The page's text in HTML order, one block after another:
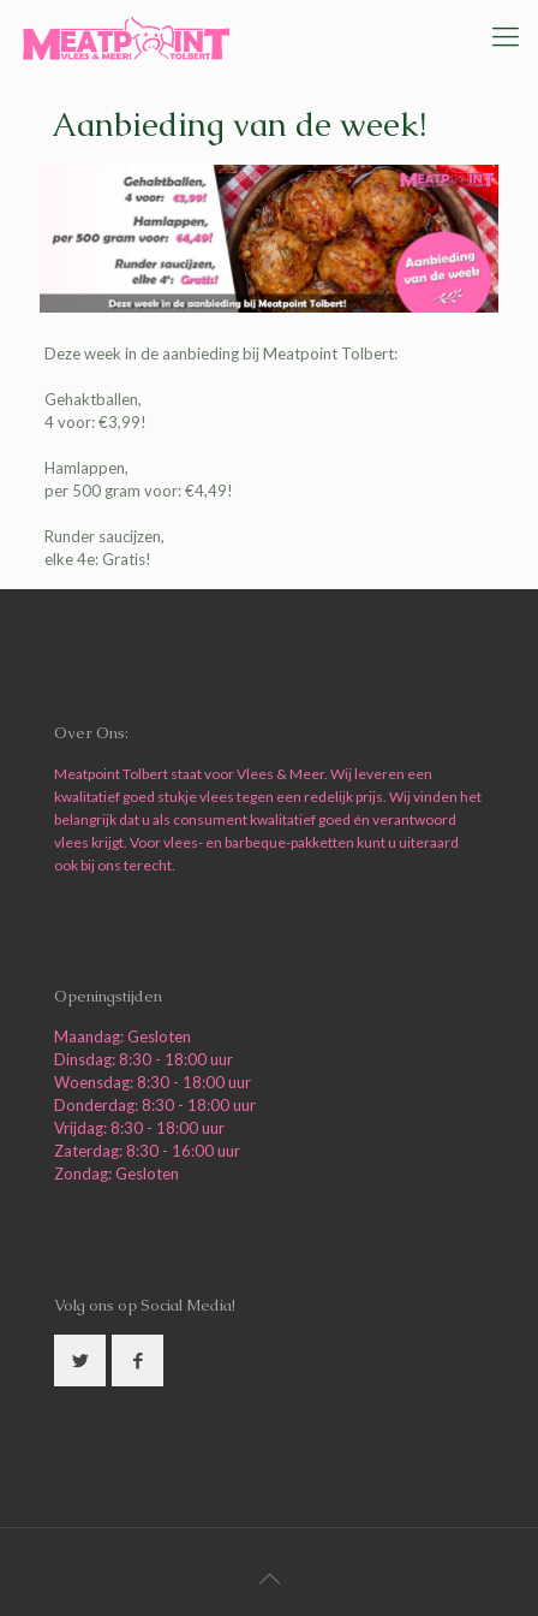
Aanbieding van de week!
Deze week in de aanbiedingbijMeatpoint Tolbert:
Gehaktballen,
4 voor: €3,99!
Hamlappen,
per 500 gram voor: €4,49!
Runder saucijzen,
elke 4e: Gratis!
Over Ons:
Meatpoint Tolbert staat voor Vlees & Meer. Wij leveren een
kwalitatief goed stukje vlees tegen een redelijk prijs. Wij vinden het
belangrijk dat u als consument kwalitatief goed én verantwoord
vlees krijgt. Voor vlees- en barbeque-pakketten kunt u uiteraard
ook bij ons terecht.
Openingstijden
Maandag: Gesloten
Dinsdag: 8:30 - 18:00 uur
Woensdag: 8:30 - 18:00 uur
Donderdag: 8:30 - 18:00 uur
Vrijdag: 8:30 - 18:00 uur
Zaterdag: 8:30 - 16:00 uur
Zondag: Gesloten
Volg ons op Social Media!